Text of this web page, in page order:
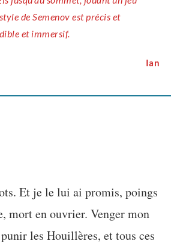
de Semenov est précis et
et immersif.
Ian
Et je le lui ai promis, poings
mort en ouvrier. Venger mon
les Houillères, et tous ces